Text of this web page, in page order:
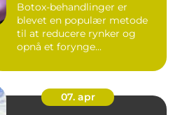
Botox-behandlinger er
blevet en populær metode
til at reducere rynker og
opnå et forynge...
07. apr